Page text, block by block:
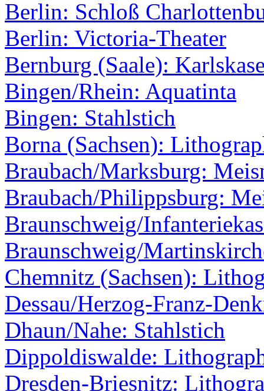
Berlin: Schloß
Berlin: Victoria-Theater
Bernburg (Saale):
Bingen/Rhein: Aquatinta
Bingen: Stahlstich
Borna (Sachsen):
Braubach/Marksburg:
Braubach/Philippsburg:
Braunschweig/
Braunschweig/
Chemnitz (Sachsen):
Dessau/Herzog-Franz-
Dhaun/Nahe: Stahlstich
Dippoldiswalde:
Dresden-Briesnitz: